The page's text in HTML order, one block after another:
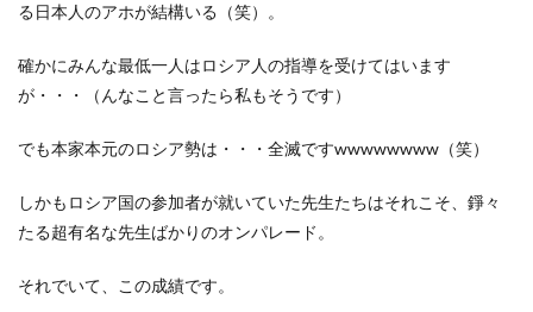
る日本人のアホが結構いる（笑）。
確かにみんな最低一人はロシア人の指導を受けてはいます
が・・・（んなこと言ったら私もそうです）
でも本家本元のロシア勢は・・・全滅ですwwwwwwww（笑）
しかもロシア国の参加者が就いていた先生たちはそれこそ、錚々
たる超有名な先生ばかりのオンパレード。
それでいて、この成績です。